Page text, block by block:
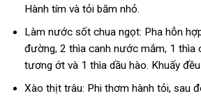
Hành tím và tỏi băm nhỏ.
Làm nước sốt chua ngọt: Pha hỗn
đường, 2 thìa canh nước mắm, 1 thìa
tương ớt và 1 thìa dầu hào. Khuấy
Xào thịt trâu: Phi thơm hành tỏi, sau